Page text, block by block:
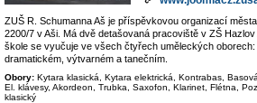
ZUŠ R. Schumanna Aš je příspěvkovou organizací
2200/7 v Aši. Má dvě detašovaná pracoviště v ZŠ Hazlov
škole se vyučuje ve všech čtyřech uměleckých oborech:
dramatickém, výtvarném a tanečním.
Obory: Kytara klasická, Kytara elektrická, Kontrabas,
El. klávesy, Akordeon, Trubka, Saxofon, Klarinet, Flétna,
klasický